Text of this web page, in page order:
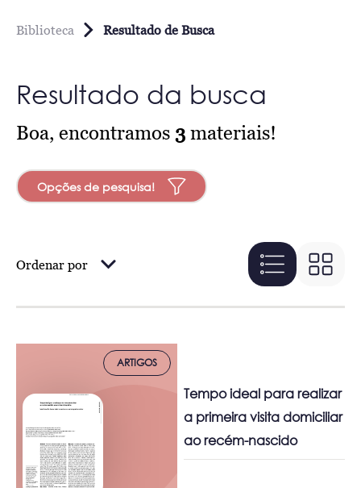
Biblioteca Resultado de Busca
Resultado da busca
Boa, encontramos 3 materiais!
Opções de pesquisa!
Ordenar por
ARTIGOS
Tempo ideal para realizar
a primeira visita domiciliar
ao recém-nascido